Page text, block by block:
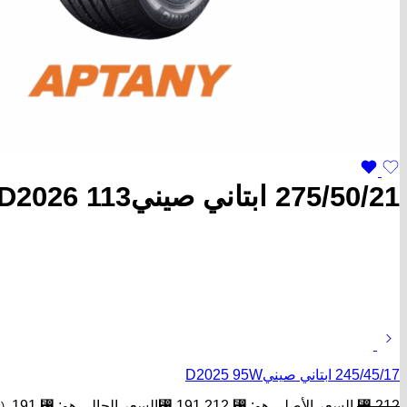
275/50/21 ابتاني صينيD2026 113
245/45/17 ابتاني صينيD2025 95W